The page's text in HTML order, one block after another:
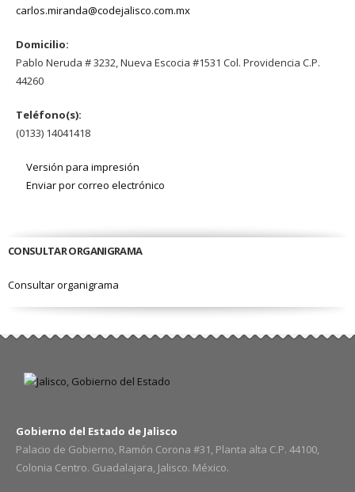
carlos.miranda@codejalisco.com.mx
Domicilio:
Pablo Neruda # 3232, Nueva Escocia #1531 Col. Providencia C.P.
44260
Teléfono(s):
(0133) 14041418
Versión para impresión
Enviar por correo electrónico
CONSULTAR ORGANIGRAMA
Consultar organigrama
Gobierno del Estado de Jalisco
Palacio de Gobierno, Ramón Corona #31, Planta alta C.P. 44100,
Colonia Centro. Guadalajara, Jalisco. México.